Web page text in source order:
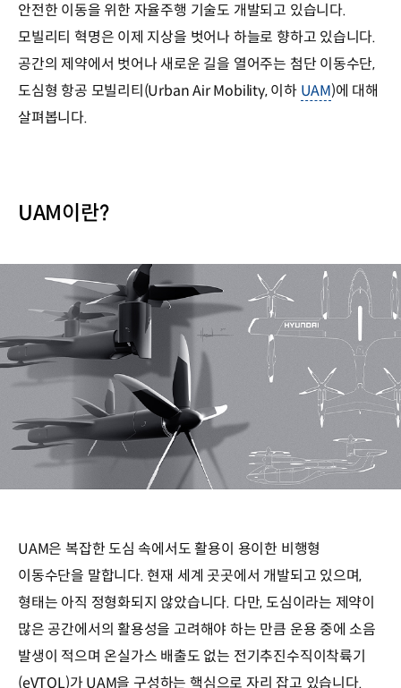
안전한 이동을 위한 자율주행 기술도 개발되고 있습니다.
모빌리티 혁명은 이제 지상을 벗어나 하늘로 향하고 있습니다.
공간의 제약에서 벗어나 새로운 길을 열어주는 첨단 이동수단,
도심형 항공 모빌리티(Urban Air Mobility, 이하 UAM)에 대해
살펴봅니다.
UAM이란?
UAM은 복잡한 도심 속에서도 활용이 용이한 비행형
이동수단을 말합니다. 현재 세계 곳곳에서 개발되고 있으며,
형태는 아직 정형화되지 않았습니다. 다만, 도심이라는 제약이
많은 공간에서의 활용성을 고려해야 하는 만큼 운용 중에 소음
발생이 적으며 온실가스 배출도 없는 전기추진수직이착륙기
(eVTOL)가 UAM을 구성하는 핵심으로 자리 잡고 있습니다.